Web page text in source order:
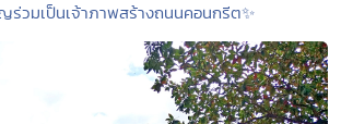
ร่วมเป็นเจ้าภาพสร้างถนนคอนกรีต✨